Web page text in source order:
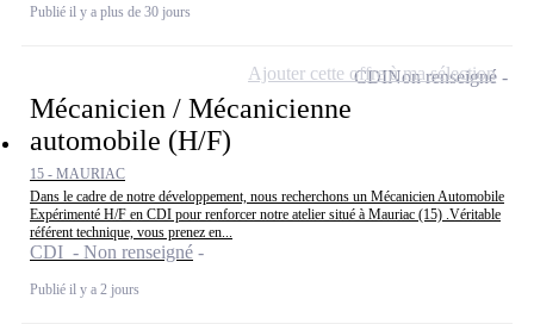
Publié il y a plus de 30 jours
Mécanicien / Mécanicienne
automobile (H/F)
15 - MAURIAC
Dans le cadre de notre développement, nous recherchons un Mécanicien Automobile
Expérimenté H/F en CDI pour renforcer notre atelier situé à Mauriac (15) .Véritable
référent technique, vous prenez en...
CDI - Non renseigné
Publié il y a 2 jours
CDINon renseigné
Ajouter cette offre à ma sélection